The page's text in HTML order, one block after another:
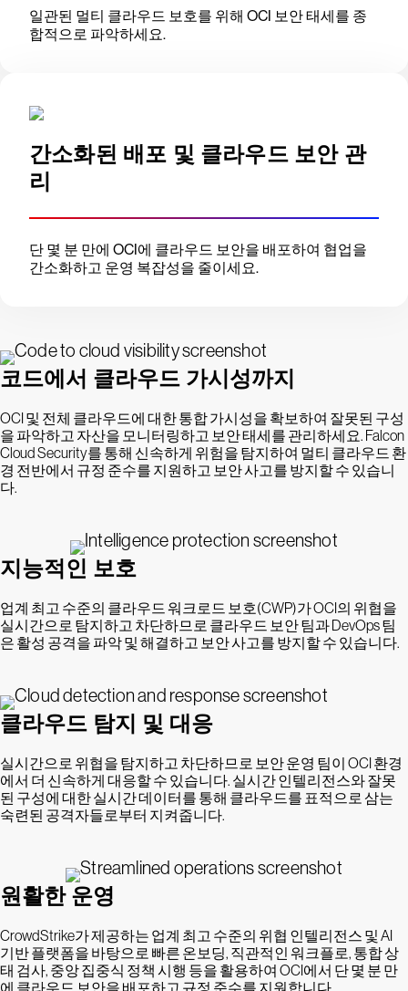
일관된 멀티 클라우드 보호를 위해 OCI 보안 태세를 종
합적으로 파악하세요.
간소화된 배포 및 클라우드 보안 관
리
단 몇 분 만에 OCI에 클라우드 보안을 배포하여 협업을
간소화하고 운영 복잡성을 줄이세요.
코드에서 클라우드 가시성까지
OCI 및 전체 클라우드에 대한 통합 가시성을 확보하여 잘못된 구성
을 파악하고 자산을 모니터링하고 보안 태세를 관리하세요. Falcon
Cloud Security를 통해 신속하게 위험을 탐지하여 멀티 클라우드 환
경 전반에서 규정 준수를 지원하고 보안 사고를 방지할 수 있습니
다.
지능적인 보호
업계 최고 수준의 클라우드 워크로드 보호(CWP)가 OCI의 위협을
실시간으로 탐지하고 차단하므로 클라우드 보안 팀과 DevOps 팀
은 활성 공격을 파악 및 해결하고 보안 사고를 방지할 수 있습니다.
클라우드 탐지 및 대응
실시간으로 위협을 탐지하고 차단하므로 보안 운영 팀이 OCI 환경
에서 더 신속하게 대응할 수 있습니다. 실시간 인텔리전스와 잘못
된 구성에 대한 실시간 데이터를 통해 클라우드를 표적으로 삼는
숙련된 공격자들로부터 지켜줍니다.
원활한 운영
CrowdStrike가 제공하는 업계 최고 수준의 위협 인텔리전스 및 AI
기반 플랫폼을 바탕으로 빠른 온보딩, 직관적인 워크플로, 통합 상
태 검사, 중앙 집중식 정책 시행 등을 활용하여 OCI에서 단 몇 분 만
에 클라우드 보안을 배포하고 규정 준수를 지원합니다.